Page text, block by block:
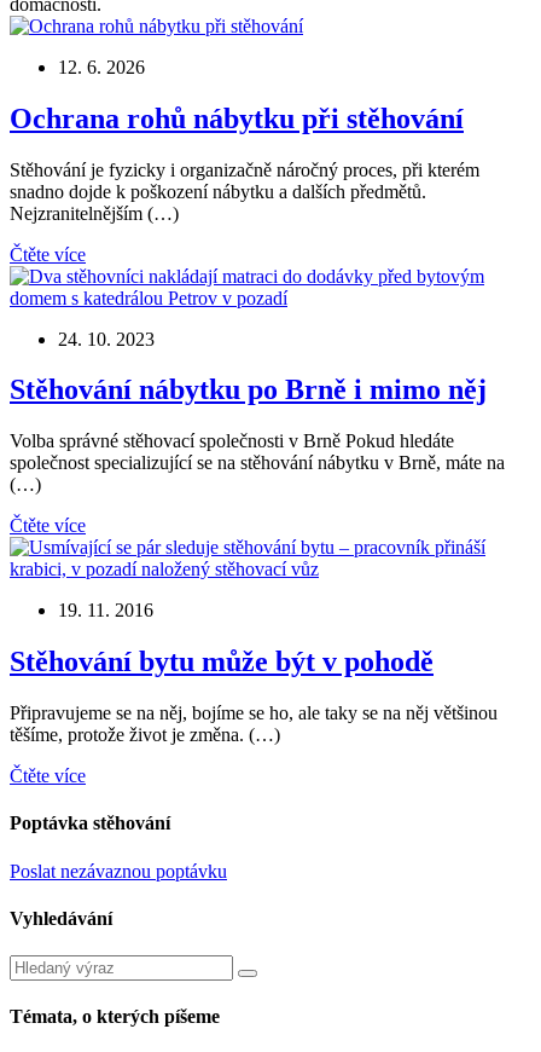
12. 6. 2026
Ochrana rohů nábytku při stěhování
Stěhování je fyzicky i organizačně náročný proces, při kterém
snadno dojde k poškození nábytku a dalších předmětů.
Nejzranitelnějším (…)
Čtěte více
24. 10. 2023
Stěhování nábytku po Brně i mimo něj
Volba správné stěhovací společnosti v Brně Pokud hledáte
společnost specializující se na stěhování nábytku v Brně, máte na
(…)
Čtěte více
19. 11. 2016
Stěhování bytu může být v pohodě
Připravujeme se na něj, bojíme se ho, ale taky se na něj většinou
těšíme, protože život je změna. (…)
Čtěte více
Poptávka stěhování
Poslat nezávaznou poptávku
Vyhledávání
Témata, o kterých píšeme